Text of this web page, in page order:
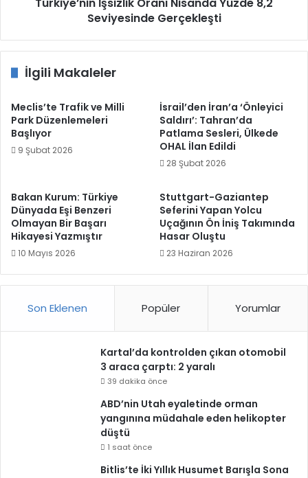
Türkiye’nin İşsizlik Oranı Nisanda Yüzde 8,2
Seviyesinde Gerçekleşti
İlgili Makaleler
Meclis’te Trafik ve Milli
Park Düzenlemeleri
Başlıyor
9 Şubat 2026
İsrail’den İran’a ‘Önleyici
Saldırı’: Tahran’da
Patlama Sesleri, Ülkede
OHAL İlan Edildi
28 Şubat 2026
Bakan Kurum: Türkiye
Dünyada Eşi Benzeri
Olmayan Bir Başarı
Hikayesi Yazmıştır
10 Mayıs 2026
Stuttgart-Gaziantep
Seferini Yapan Yolcu
Uçağının Ön İniş Takımında
Hasar Oluştu
23 Haziran 2026
Son Eklenen Popüler Yorumlar
Kartal’da kontrolden çıkan otomobil
3 araca çarptı: 2 yaralı
39 dakika önce
ABD’nin Utah eyaletinde orman
yangınına müdahale eden helikopter
düştü
1 saat önce
Bitlis’te İki Yıllık Husumet Barışla Sona